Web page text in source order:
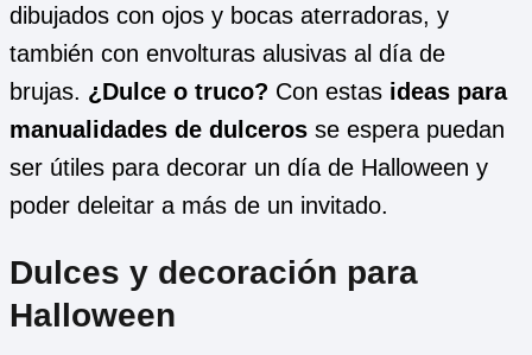
dibujados con ojos y bocas aterradoras, y
también con envolturas alusivas al día de
brujas. ¿Dulce o truco? Con estas ideas para
manualidades de dulceros se espera puedan
ser útiles para decorar un día de Halloween y
poder deleitar a más de un invitado.
Dulces y decoración para
Halloween